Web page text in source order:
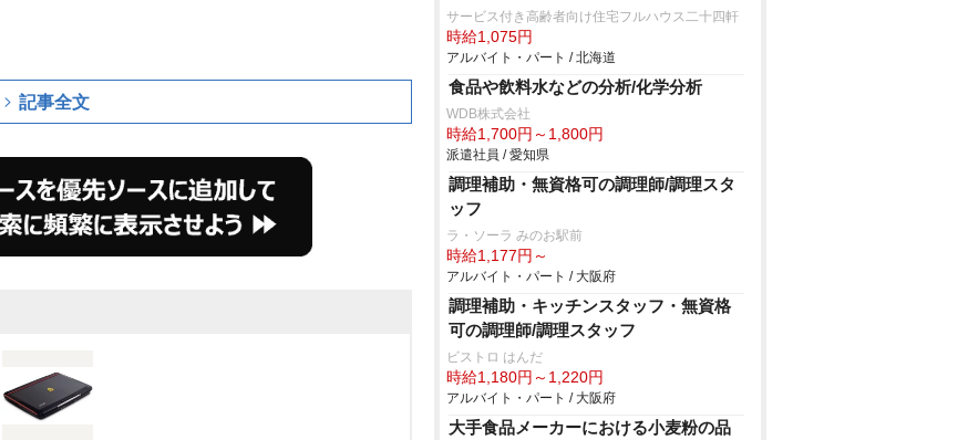
記事全文
サービス付き高齢者向け住宅フルハウス二十四軒
時給1,075円
アルバイト・パート / 北海道
食品や飲料水などの分析/化学分析
WDB株式会社
時給1,700円～1,800円
派遣社員 / 愛知県
調理補助・無資格可の調理師/調理スタ
ッフ
ラ・ソーラ みのお駅前
時給1,177円～
アルバイト・パート / 大阪府
調理補助・キッチンスタッフ・無資格
可の調理師/調理スタッフ
ビストロ はんだ
時給1,180円～1,220円
アルバイト・パート / 大阪府
大手食品メーカーにおける小麦粉の品